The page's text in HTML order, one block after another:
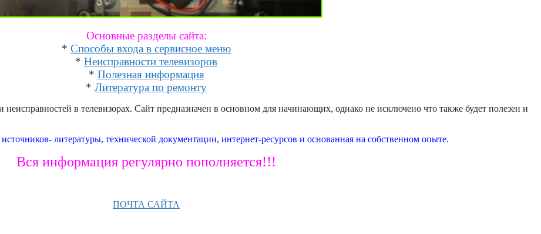
Основные разделы сайта:
* Способы входа в сервисное меню
* Неисправности телевизоров
* Полезная информация
* Литература по ремонту
в телевизорах. Сайт предназначен в основном для начинающих, однако не исключено что также будет полезен и
литературы, технической документации, интернет-ресурсов и основанная на собственном опыте.
Вся информация регулярно пополняется!!!
ПОЧТА САЙТА